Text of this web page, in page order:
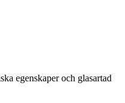
egenskaper och glasartad